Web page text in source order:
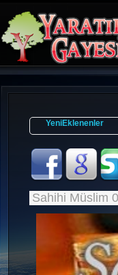
YeniEklenenler
Sahihi Müslim